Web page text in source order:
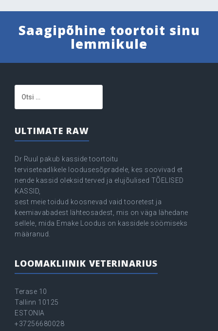
Saagipõhine toortoit sinu
lemmikule
ULTIMATE RAW
Dr Ruul pakub kasside toortoitu
terviseteadlikele loodusesõpradele, kes soovivad et
nende kassid oleksid terved ja elujõulised TÕELISED
KASSID,
sest meie toidud koosnevad vaid tooretest ja
keemiavabadest lähteosadest, mis on väga lähedane
sellele, mida Emake Loodus on kassidele söömiseks
määranud.
LOOMAKLIINIK VETERINARIUS
Terase 10
Tallinn 10125
ESTONIA
+37256680028